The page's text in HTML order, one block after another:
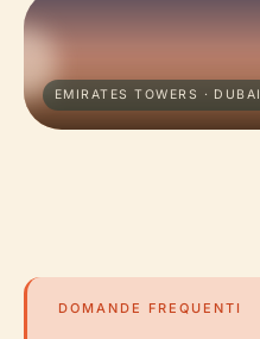
EMIRATES TOWERS · DUBAI
DOMANDE FREQUENTI